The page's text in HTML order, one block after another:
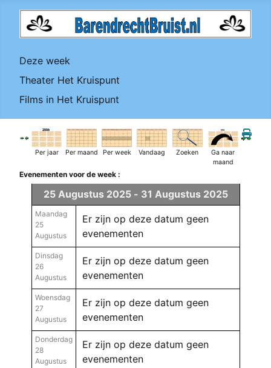
Deze week
Theater Het Kruispunt
Films in Het Kruispunt
Per jaar Per maand Per week Vandaag Zoeken
Ga naar
maand
Evenementen voor de week :
25 Augustus 2025 - 31 Augustus 2025
Maandag
25
Augustus
Er zijn op deze datum geen
evenementen
Dinsdag
26
Augustus
Er zijn op deze datum geen
evenementen
Woensdag
27
Augustus
Er zijn op deze datum geen
evenementen
Donderdag
28
Augustus
Er zijn op deze datum geen
evenementen